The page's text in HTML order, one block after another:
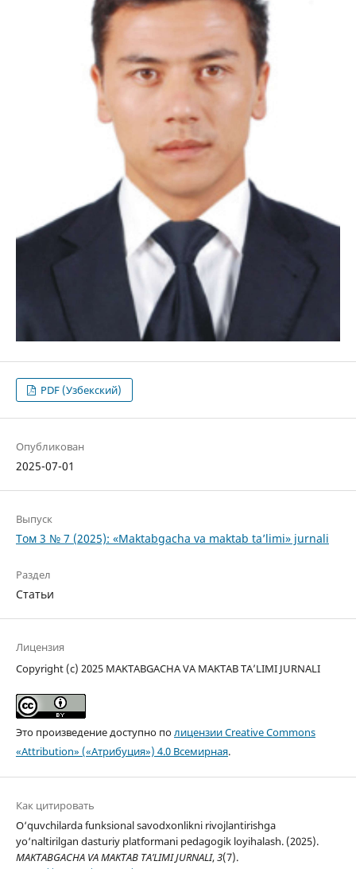
PDF (Узбекский)
Опубликован
2025-07-01
Выпуск
Том 3 № 7 (2025): «Maktabgacha va maktab ta’limi» jurnali
Раздел
Статьи
Лицензия
Copyright (c) 2025 MAKTABGACHA VA MAKTAB TA’LIMI JURNALI
Это произведение доступно полицензии Creative Commons
«Attribution» («Атрибуция») 4.0 Всемирная.
Как цитировать
O‘quvchilarda funksional savodxonlikni rivojlantirishga
yo‘naltirilgan dasturiy platformani pedagogik loyihalash. (2025).
MAKTABGACHA VA MAKTAB TA’LIMI JURNALI,3(7).